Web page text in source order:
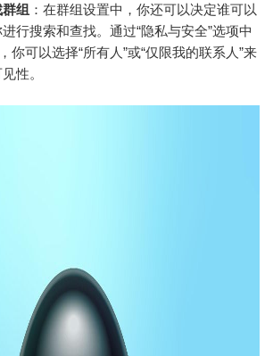
组 ：在群组设置中，你还可以决定谁可以
行搜索和查找。通过“隐私与安全”选项中
你可以选择“所有人”或“仅限我的联系人”来
性。